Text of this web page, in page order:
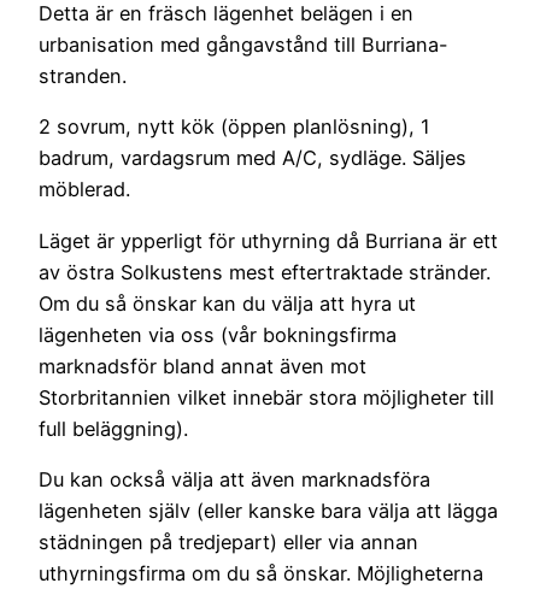
Detta är en fräsch lägenhet belägen i en
urbanisation med gångavstånd till Burriana-
stranden.
2 sovrum, nytt kök (öppen planlösning), 1
badrum, vardagsrum med A/C, sydläge. Säljes
möblerad.
Läget är ypperligt för uthyrning då Burriana är ett
av östra Solkustens mest eftertraktade stränder.
Om du så önskar kan du välja att hyra ut
lägenheten via oss (vår bokningsfirma
marknadsför bland annat även mot
Storbritannien vilket innebär stora möjligheter till
full beläggning).
Du kan också välja att även marknadsföra
lägenheten själv (eller kanske bara välja att lägga
städningen på tredjepart) eller via annan
uthyrningsfirma om du så önskar. Möjligheterna